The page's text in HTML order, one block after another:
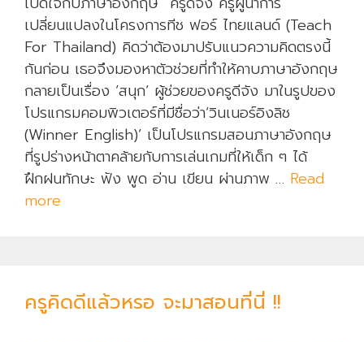
เปลี่ยนแปลงในโครงการทีช ฟอร์ ไทยแลนด์ (Teach
For Thailand) คิดว่าต้องมาปรับแนวความคิดตรงนี้
กันก่อน เธอจึงมองหาตัวช่วยที่ทำให้คาบภาษาอังกฤษ
กลายเป็นเรื่อง ‘สนุก’ ผู้ช่วยของครูดีจัง มาในรูปของ
โปรแกรมคอมพิวเตอร์ที่มีชื่อว่า‘วินเนอร์อิงลิช
(Winner English)’ เป็นโปรแกรมสอนภาษาอังกฤษ
ที่รูปร่างหน้าตาคล้ายกับการเล่นเกมที่ให้เด็ก ๆ ได้
ฝึกฝนทักษะ ฟัง พูด อ่าน เขียน ผ่านภาพ … Read
more
น
ครูคิดดีแล้วหรอ จะมาสอนที่นี่ !!